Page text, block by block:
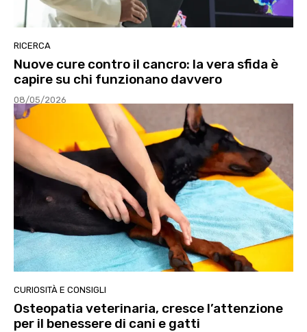
RICERCA
Nuove cure contro il cancro: la vera sfida è
capire su chi funzionano davvero
08/05/2026
CURIOSITÀ E CONSIGLI
Osteopatia veterinaria, cresce l’attenzione
per il benessere di cani e gatti